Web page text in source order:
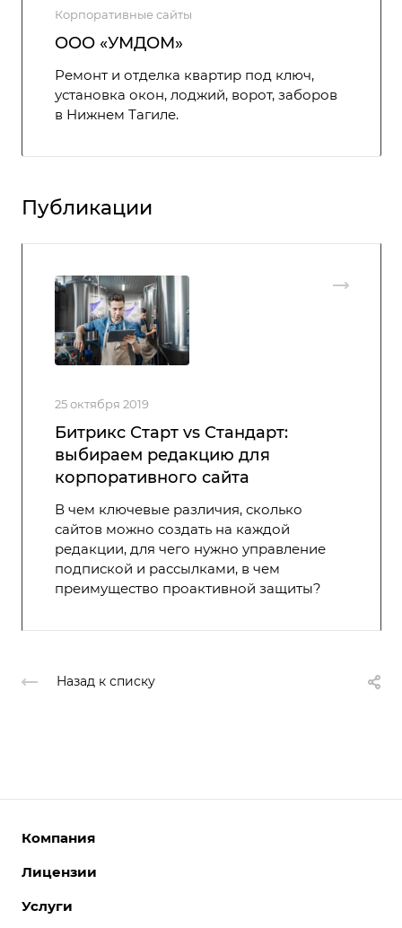
Корпоративные сайты
ООО «УМДОМ»
Ремонт и отделка квартир под ключ,
установка окон, лоджий, ворот, заборов
в Нижнем Тагиле.
Публикации
25 октября 2019
Битрикс Старт vs Стандарт:
выбираем редакцию для
корпоративного сайта
В чем ключевые различия, сколько
сайтов можно создать на каждой
редакции, для чего нужно управление
подпиской и рассылками, в чем
преимущество проактивной защиты?
Назад к списку
Компания
О компании
Лицензии
Интернет-магазины
Услуги